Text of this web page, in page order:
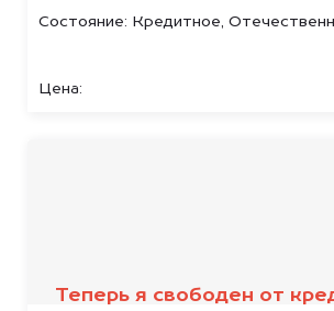
Состояние: Кредитное,
Цена:
Теперь я свободен от
банками